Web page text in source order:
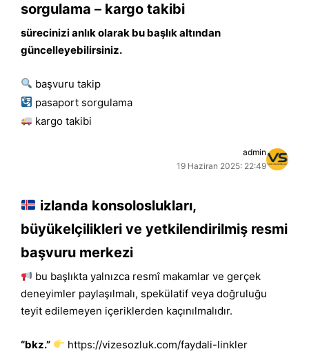
sorgulama – kargo takibi
sürecinizi anlık olarak bu başlık altından
güncelleyebilirsiniz.
başvuru takip
pasaport sorgulama
kargo takibi
admin
19 Haziran 2025: 22:49
izlanda konsoloslukları,
büyükelçilikleri ve yetkilendirilmiş resmi
başvuru merkezi
bu başlıkta yalnızca resmî makamlar ve gerçek
deneyimler paylaşılmalı, spekülatif veya doğruluğu
teyit edilemeyen içeriklerden kaçınılmalıdır.
“bkz.” https://vizesozluk.com/faydali-linkler